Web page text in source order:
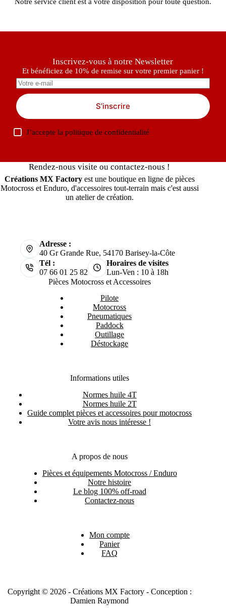
Inscrivez-vous à notre Newsletter
Et bénéficiez de 10% de remise sur votre premier panier !
S’inscrire
J’accepte lapolitique de confidentialité
Rendez-nous visite ou contactez-nous !
Créations MX Factoryest une boutique en ligne de pièces
Motocross et Enduro, d'accessoires tout-terrain mais c'est aussi
un atelier de création.
Adresse :
40 Gr Grande Rue, 54170 Barisey-la-Côte
Tél :
07 66 01 25 82
Horaires de visites
Lun-Ven : 10 à 18h
Pièces Motocross et Accessoires
Pilote
Motocross
Pneumatiques
Paddock
Outillage
Déstockage
Informations utiles
Normes huile 4T
Normes huile 2T
Guide complet pièces et accessoires pour motocross
Votre avis nous intéresse !
A propos de nous
Pièces et équipements Motocross / Enduro
Notre histoire
Le blog 100% off-road
Contactez-nous
Mon compte
Panier
FAQ
Copyright © 2026 - Créations MX Factory - Conception :
Damien Raymond